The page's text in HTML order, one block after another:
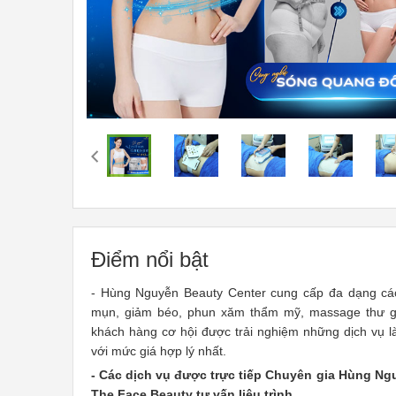
Điểm nổi bật
- Hùng Nguyễn Beauty Center cung cấp đa dạng
mụn, giảm béo, phun xăm thẩm mỹ, massage thư
khách hàng cơ hội được trải nghiệm những dịch vụ
với mức giá hợp lý nhất.
- Các dịch vụ được trực tiếp Chuyên gia Hùng